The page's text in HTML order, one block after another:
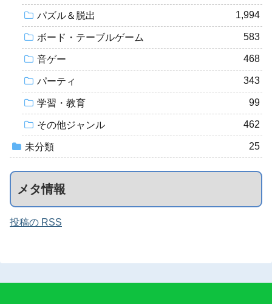
パズル＆脱出 1,994
ボード・テーブルゲーム 583
音ゲー 468
パーティ 343
学習・教育 99
その他ジャンル 462
未分類 25
メタ情報
投稿の RSS